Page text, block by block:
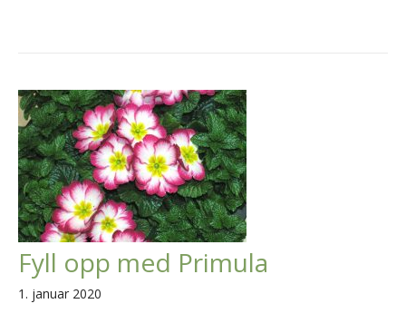
Fyll opp med Primula
1. januar 2020